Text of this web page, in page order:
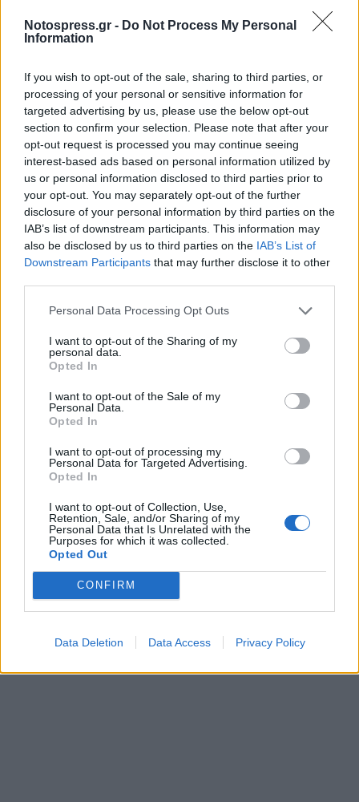
Notospress.gr - Do Not Process My Personal
Information
If you wish to opt-out of the sale, sharing to third parties, or
processing of your personal or sensitive information for
targeted advertising by us, please use the below opt-out
section to confirm your selection. Please note that after your
opt-out request is processed you may continue seeing
interest-based ads based on personal information utilized by
us or personal information disclosed to third parties prior to
your opt-out. You may separately opt-out of the further
disclosure of your personal information by third parties on the
IAB’s list of downstream participants. This information may
also be disclosed by us to third parties on the IAB’s List of
Downstream Participants that may further disclose it to other
Personal Data Processing Opt Outs
I want to opt-out of the Sharing of my
personal data.
Opted In
I want to opt-out of the Sale of my
Personal Data.
Opted In
I want to opt-out of processing my
Personal Data for Targeted Advertising.
Opted In
I want to opt-out of Collection, Use,
Retention, Sale, and/or Sharing of my
Personal Data that Is Unrelated with the
Purposes for which it was collected.
Opted Out
CONFIRM
Data Deletion Data Access Privacy Policy
(-85κιλά) 1η ΘΕΣΗ LIGHT CONTACT ΣΤΑΡΑΚΗ
ΕΥΑΓΓΕΛΙΑ (-55κιλά) 1η ΘΕΣΗ L.LOW KICKS Επίσης
ΚΟΡΡΕΣ ΠΕΤΡΟΣ,ΓΙΑΝΝΑΚΟΣ ΑΝΤΩΝΙΟΣ και
ΓΚΟΥΤΕΛΑΣ ΠΑΝΑΓΙΩΤΗΣ.
Οι εκπαιδευτές Λυκούργος Δρίτσας και Γιώργος
Δρίτσας ευχαριστούν τα γυμναστήρια OXYGEN
FITNESS CLUB και POWER HOUSE για την μεταξύ
τους συνεργασία τους κατά την προετοιμασία
των αθλητών, καθώς και τους γονείς τόσο για
την παρουσία τους στους αγώνες ,όσο και για
στο πλευρό των αθλητών μας.
Μετά τους αγώνες η αποστολή με 45 αθλητές και
συνοδούς, παρακολούθησε τον αγώνα του
αποκομίζοντας μία ακόμα ξεχωριστή εμπειρία.